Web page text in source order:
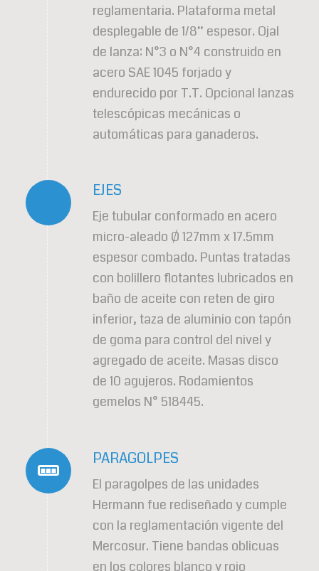
reglamentaria. Plataforma metal
desplegable de 1/8” espesor. Ojal
de lanza: N°3 o N°4 construido en
acero SAE 1045 forjado y
endurecido por T.T. Opcional lanzas
telescópicas mecánicas o
automáticas para ganaderos.
EJES
Eje tubular conformado en acero
micro-aleado Ø 127mm x 17.5mm
espesor combado. Puntas tratadas
con bolillero flotantes lubricados en
baño de aceite con reten de giro
inferior, taza de aluminio con tapón
de goma para control del nivel y
agregado de aceite. Masas disco
de 10 agujeros. Rodamientos
gemelos N° 518445.
PARAGOLPES
El paragolpes de las unidades
Hermann fue rediseñado y cumple
con la reglamentación vigente del
Mercosur. Tiene bandas oblicuas
en los colores blanco y rojo